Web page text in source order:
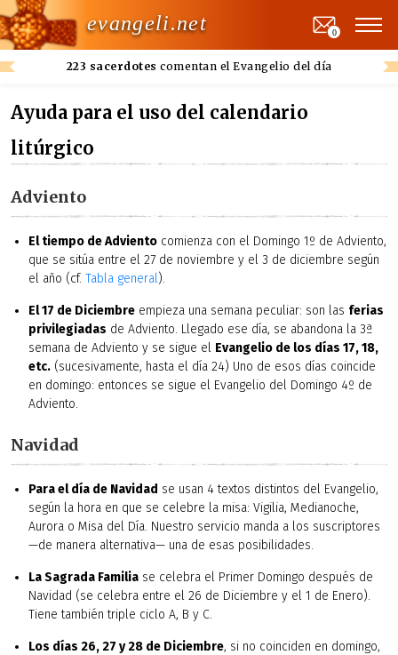
evangeli.net
223 sacerdotes comentan el Evangelio del día
0
Ayuda para el uso del calendario
litúrgico
Adviento
El tiempo de Adviento comienza con el Domingo 1º de Adviento,
que se sitúa entre el 27 de noviembre y el 3 de diciembre según
el año (cf. Tabla general).
El 17 de Diciembre empieza una semana peculiar: son las ferias
privilegiadas de Adviento. Llegado ese día, se abandona la 3ª
semana de Adviento y se sigue el Evangelio de los días 17, 18,
etc. (sucesivamente, hasta el día 24) Uno de esos días coincide
en domingo: entonces se sigue el Evangelio del Domingo 4º de
Adviento.
Navidad
Para el día de Navidad se usan 4 textos distintos del Evangelio,
según la hora en que se celebre la misa: Vigilia, Medianoche,
Aurora o Misa del Día. Nuestro servicio manda a los suscriptores
—de manera alternativa— una de esas posibilidades.
La Sagrada Familia se celebra el Primer Domingo después de
Navidad (se celebra entre el 26 de Diciembre y el 1 de Enero).
Tiene también triple ciclo A, B y C.
Los días 26, 27 y 28 de Diciembre, si no coinciden en domingo,